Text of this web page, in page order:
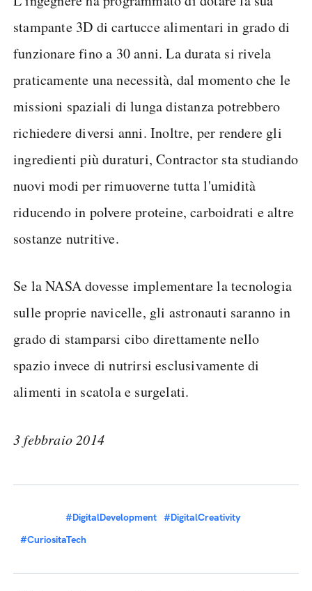
stampante 3D di cartucce alimentari in grado di
funzionare fino a 30 anni. La durata si rivela
praticamente una necessità, dal momento che le
missioni spaziali di lunga distanza potrebbero
richiedere diversi anni. Inoltre, per rendere gli
ingredienti più duraturi, Contractor sta studiando
nuovi modi per rimuoverne tutta l'umidità
riducendo in polvere proteine, carboidrati e altre
sostanze nutritive.
Se la NASA dovesse implementare la tecnologia
sulle proprie navicelle, gli astronauti saranno in
grado di stamparsi cibo direttamente nello
spazio invece di nutrirsi esclusivamente di
alimenti in scatola e surgelati.
3 febbraio 2014
#DigitalDevelopment #DigitalCreativity
#CuriositaTech